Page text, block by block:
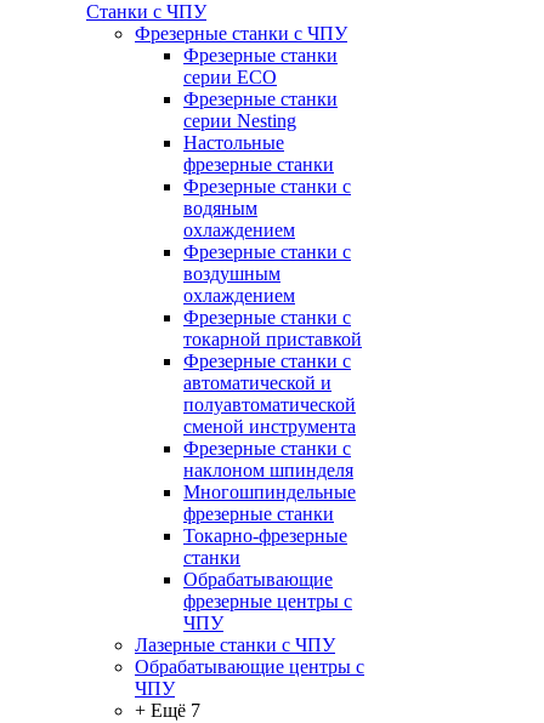
Станки с ЧПУ
Фрезерные станки с ЧПУ
Фрезерные станки
серии ECO
Фрезерные станки
серии Nesting
Настольные
фрезерные станки
Фрезерные станки с
водяным
охлаждением
Фрезерные станки с
воздушным
охлаждением
Фрезерные станки с
токарной приставкой
Фрезерные станки с
автоматической и
полуавтоматической
сменой инструмента
Фрезерные станки с
наклоном шпинделя
Многошпиндельные
фрезерные станки
Токарно-фрезерные
станки
Обрабатывающие
фрезерные центры с
ЧПУ
Лазерные станки с ЧПУ
Обрабатывающие центры с
ЧПУ
+ Ещё 7